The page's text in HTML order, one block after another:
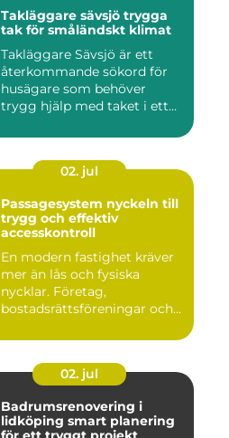
Takläggare sävsjö trygga
tak för småländskt klimat
Takläggare Sävsjö är ett
återkommande sökord för
husägare som behöver
trygg hjälp med taket i ett
02. jul
Passagesystem nyckeln till
trygg och effektiv
accesskontroll
En modern fastighet kräver
mer än lås och fysiska
nycklar. Företag,
bostadsrättsföreningar och
02. jul
Badrumsrenovering i
lidköping smart planering